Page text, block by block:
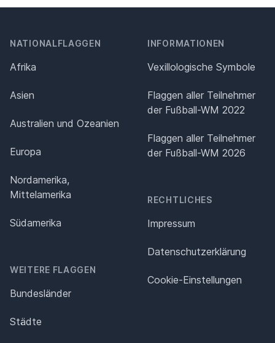
NATIONALFLAGGEN
Afrika
Asien
Australien und Ozeanien
Europa
Nordamerika,
Mittelamerika
Südamerika
WEITERE FLAGGEN
Bundesländer
Städte
INFORMATIONEN
Vexillologische Symbole
Flaggen aller Teilnehmer
der Fußball-WM 2022
Flaggen aller Teilnehmer
der Fußball-WM 2026
RECHTLICHES
Impressum
Datenschutz­erklärung
Cookie-Einstellungen